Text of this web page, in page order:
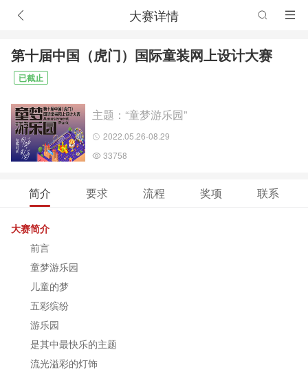
大赛详情
第十届中国（虎门）国际童装网上设计大赛
已截止
主题：“童梦游乐园”
2022.05.26-08.29
33758
简介 要求 流程 奖项 联系
大赛简介
前言
童梦游乐园
儿童的梦
五彩缤纷
游乐园
是其中最快乐的主题
流光溢彩的灯饰